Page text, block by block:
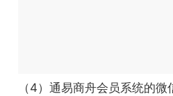
（4）通易商舟会员系统的